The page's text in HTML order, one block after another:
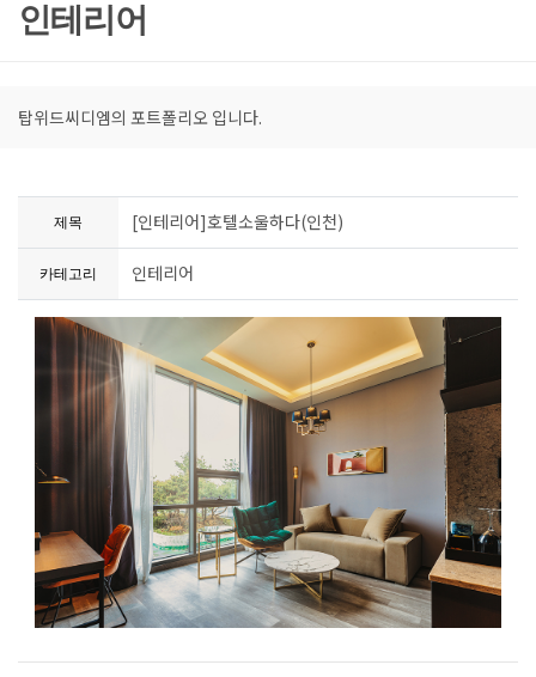
인테리어
탑위드씨디엠의 포트폴리오 입니다.
제목 [인테리어]호텔소울하다(인천)
카테고리 인테리어